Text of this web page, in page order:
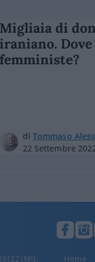
Migliaia di
iraniano.
femministe?
di Tommaso
22 Settembre
(MI), Home